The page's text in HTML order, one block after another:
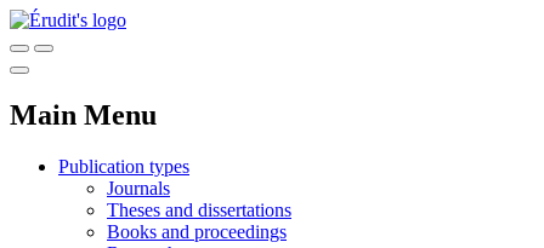
Main Menu
Publication types
Journals
Theses and dissertations
Books and proceedings